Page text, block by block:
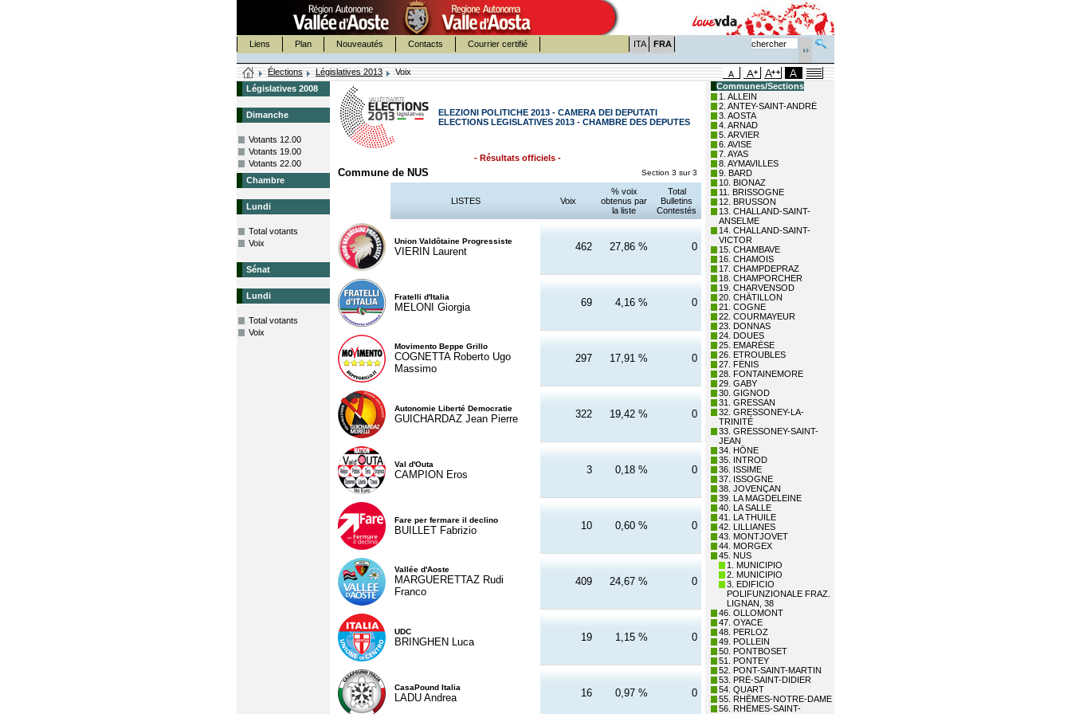
Liens Plan Nouveautés Contacts Courrier certifié ITA FRA
Élections Législatives 2013
Voix
Législatives 2008
Dimanche
Votants 12.00
Votants 19.00
Votants 22.00
Chambre
Lundi
Total votants
Voix
Sénat
Lundi
Total votants
Voix
ELEZIONI POLITICHE 2013 - CAMERA DEI DEPUTATI
ELECTIONS LEGISLATIVES 2013 - CHAMBRE DES DEPUTES
- Résultats officiels -
Commune de NUS Section 3 sur 3
LISTES Voix
% voix
obtenus par
la liste
Total
Bulletins
Contestés
Union Valdôtaine Progressiste
VIERIN Laurent 462 27,86 % 0
Fratelli d'Italia
MELONI Giorgia 69 4,16 % 0
Movimento Beppe Grillo
COGNETTA Roberto Ugo
Massimo
297 17,91 % 0
Autonomie Liberté Democratie
GUICHARDAZ Jean Pierre 322 19,42 % 0
Val d'Outa
CAMPION Eros 3 0,18 % 0
Fare per fermare il declino
BUILLET Fabrizio 10 0,60 % 0
Vallée d'Aoste
MARGUERETTAZ Rudi
Franco
409 24,67 % 0
UDC
BRINGHEN Luca 19 1,15 % 0
CasaPound Italia
LADU Andrea 16 0,97 % 0
Communes/Sections
1. ALLEIN
2. ANTEY-SAINT-ANDRÉ
3. AOSTA
4. ARNAD
5. ARVIER
6. AVISE
7. AYAS
8. AYMAVILLES
9. BARD
10. BIONAZ
11. BRISSOGNE
12. BRUSSON
13. CHALLAND-SAINT-
ANSELME
14. CHALLAND-SAINT-
VICTOR
15. CHAMBAVE
16. CHAMOIS
17. CHAMPDEPRAZ
18. CHAMPORCHER
19. CHARVENSOD
20. CHÂTILLON
21. COGNE
22. COURMAYEUR
23. DONNAS
24. DOUES
25. EMARÈSE
26. ETROUBLES
27. FÉNIS
28. FONTAINEMORE
29. GABY
30. GIGNOD
31. GRESSAN
32. GRESSONEY-LA-
TRINITÉ
33. GRESSONEY-SAINT-
JEAN
34. HÔNE
35. INTROD
36. ISSIME
37. ISSOGNE
38. JOVENÇAN
39. LA MAGDELEINE
40. LA SALLE
41. LA THUILE
42. LILLIANES
43. MONTJOVET
44. MORGEX
45. NUS
1. MUNICIPIO
2. MUNICIPIO
3. EDIFICIO
POLIFUNZIONALE FRAZ.
LIGNAN, 38
46. OLLOMONT
47. OYACE
48. PERLOZ
49. POLLEIN
50. PONTBOSET
51. PONTEY
52. PONT-SAINT-MARTIN
53. PRÉ-SAINT-DIDIER
54. QUART
55. RHÊMES-NOTRE-DAME
56. RHÊMES-SAINT-